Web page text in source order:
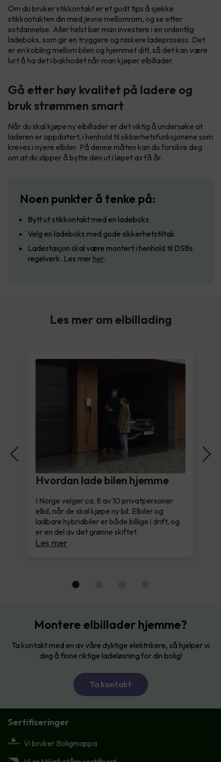
Om du bruker stikkontakt er et godt tips å sjekke
stikkontakten din med jevne mellomrom, og se etter
sotdannelse. Aller helst bør man investere i en ordentlig
ladeboks, som gir en tryggere og raskere ladeprosess. Det
er en kobling mellom bilen og hjemmet ditt, så det kan være
lurt å ha det i bakhodet når man kjøper elbillader.
Gå etter høy kvalitet på ladere og
bruk strømmen smart
Når du skal kjøpe ny elbillader er det viktig å undersøke at
laderen er oppdatert, i henhold til sikkerhetsfunksjonene som
kreves i nyere elbiler. På denne måten kan du forsikre deg
om at du slipper å bytte den ut i løpet av få år.
Noen punkter å tenke på:
Bytt ut stikkontakt med en ladeboks
Velg en ladeboks med gode sikkerhetstiltak
Ladestasjon skal være montert i henhold til DSBs
regelverk. Les mer her.
Les mer om elbillading
Hvordan lade bilen hjemme
I Norge velger ca. 8 av 10 privatpersoner
elbil, når de skal kjøpe ny bil. Elbiler og
ladbare hybridbiler er både billige i drift, og
er en del av det grønne skiftet.
Les mer
Montere elbillader hjemme?
Ta kontakt med en av våre dyktige elektrikere, så hjelper vi
deg å finne riktige ladeløsning for din bolig!
Ta kontakt
Sertifiseringer
Vi bruker Boligmappa